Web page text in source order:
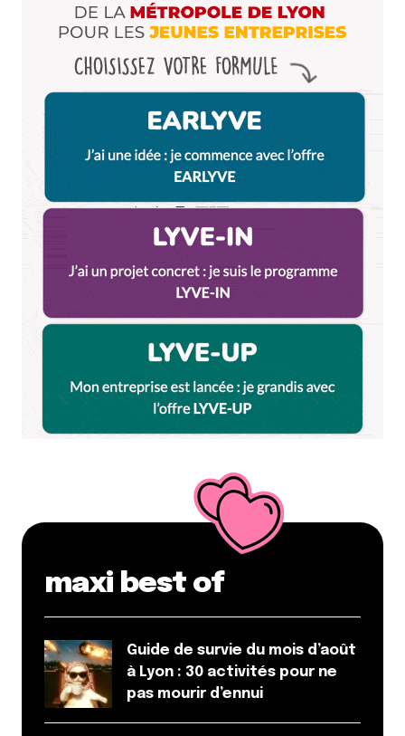
Dis-nous tout
E-mail *
Enregistrer mon nom, mon e-mail et mon site dans le
navigateur pour mon prochain commentaire.
Et bim !
maxi best of
Guide de survie du mois d’août
à Lyon : 30 activités pour ne
pas mourir d’ennui